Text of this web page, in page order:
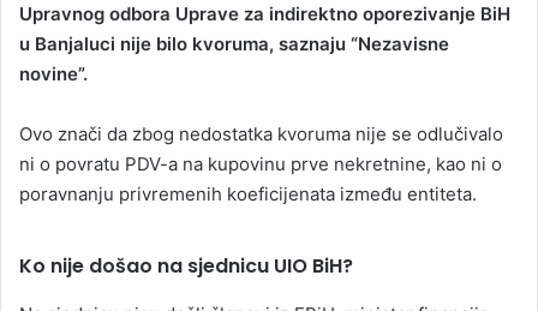
Upravnog odbora Uprave za indirektno oporezivanje BiH
u Banjaluci nije bilo kvoruma, saznaju “Nezavisne
novine”.
Ovo znači da zbog nedostatka kvoruma nije se odlučivalo
ni o povratu PDV-a na kupovinu prve nekretnine, kao ni o
poravnanju privremenih koeficijenata između entiteta.
Ko nije došao na sjednicu UIO BiH?